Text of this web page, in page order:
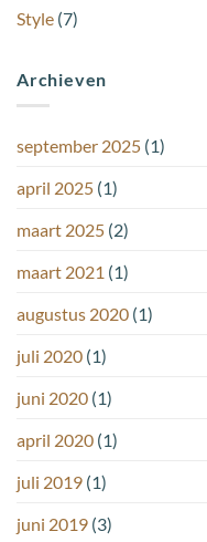
Style (7)
Archieven
september 2025 (1)
april 2025 (1)
maart 2025 (2)
maart 2021 (1)
augustus 2020 (1)
juli 2020 (1)
juni 2020 (1)
april 2020 (1)
juli 2019 (1)
juni 2019 (3)